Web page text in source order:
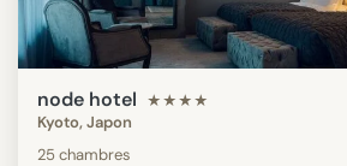
node hotel ★★★★
Kyoto, Japon
25 chambres